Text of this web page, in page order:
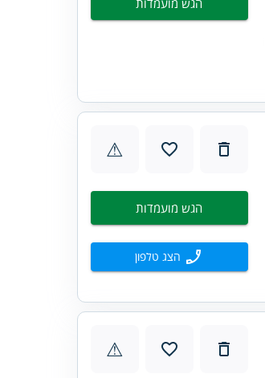
הגש מועמדות
⚠
הגש מועמדות
הצג טלפון
⚠